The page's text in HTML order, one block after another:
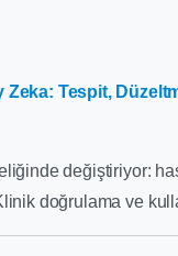
Zeka: Tespit,
değiştiriyor:
doğrulama ve